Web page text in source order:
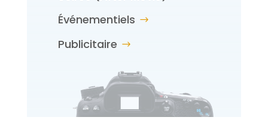
Événementiels
Publicitaire